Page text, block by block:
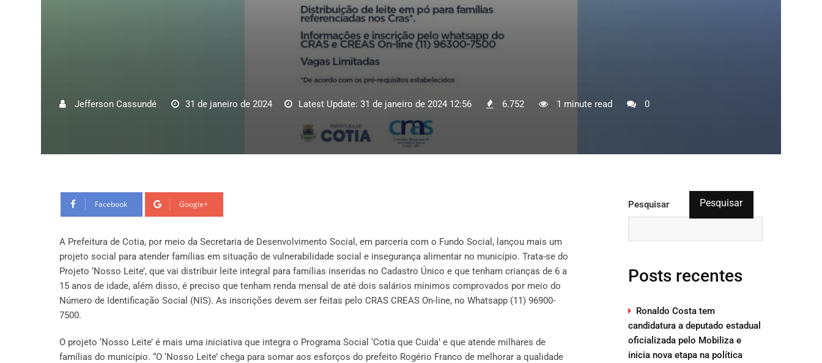
Jefferson Cassundé 31 de janeiro de 2024 Latest Update: 31 de janeiro de 2024 12:56 6.752 1 minute read 0
Facebook Google+
A Prefeitura de Cotia, por meio da Secretaria de Desenvolvimento Social, em parceria com o Fundo Social, lançou mais um
projeto social para atender famílias em situação de vulnerabilidade social e insegurança alimentar no município. Trata-se do
Projeto ‘Nosso Leite’, que vai distribuir leite integral para famílias inseridas no Cadastro Único e que tenham crianças de 6 a
15 anos de idade, além disso, é preciso que tenham renda mensal de até dois salários mínimos comprovados por meio do
Número de Identificação Social (NIS). As inscrições devem ser feitas pelo CRAS CREAS On-line, no Whatsapp (11) 96900-
7500.
O projeto ‘Nosso Leite’ é mais uma iniciativa que integra o Programa Social ‘Cotia que Cuida’ e que atende milhares de
famílias do município. “O ‘Nosso Leite’ chega para somar aos esforços do prefeito Rogério Franco de melhorar a qualidade
Pesquisar Pesquisar
Posts recentes
Ronaldo Costa tem
candidatura a deputado estadual
oficializada pelo Mobiliza e
inicia nova etapa na política